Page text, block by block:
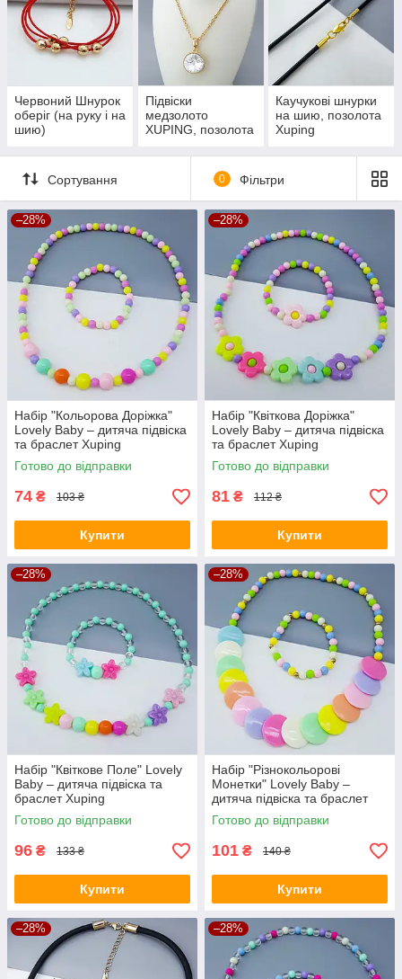
Червоний Шнурок
оберіг (на руку і на
шию)
Підвіски
медзолото
XUPING, позолота
Каучукові шнурки
на шию, позолота
Xuping
Сортування 0 Фільтри
–28%
Набір "Кольорова Доріжка"
Lovely Baby – дитяча підвіска
та браслет Xuping
Готово до відправки
74 ₴ 103 ₴
Купити
–28%
Набір "Квіткова Доріжка"
Lovely Baby – дитяча підвіска
та браслет Xuping
Готово до відправки
81 ₴ 112 ₴
Купити
–28%
Набір "Квіткове Поле" Lovely
Baby – дитяча підвіска та
браслет Xuping
Готово до відправки
96 ₴ 133 ₴
Купити
–28%
Набір "Різнокольорові
Монетки" Lovely Baby –
дитяча підвіска та браслет
Xuping
Готово до відправки
101 ₴ 140 ₴
Купити
–28% –28%